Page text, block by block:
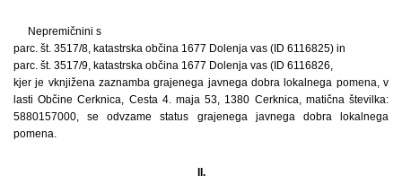
Nepremičnini s
parc. št. 3517/8, katastrska občina 1677 Dolenja vas (ID 6116825) in
parc. št. 3517/9, katastrska občina 1677 Dolenja vas (ID 6116826,
kjer je vknjižena zaznamba grajenega javnega dobra lokalnega pomena, v
lasti Občine Cerknica, Cesta 4. maja 53, 1380 Cerknica, matična številka:
5880157000, se odvzame status grajenega javnega dobra lokalnega
pomena.
II.